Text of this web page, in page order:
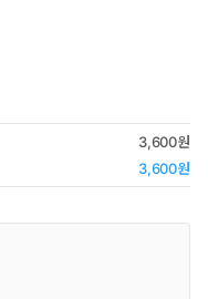
3,600원
3,600원